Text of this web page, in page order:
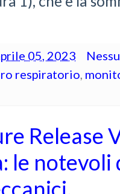
05, 2023
respiratorio,
Release
le